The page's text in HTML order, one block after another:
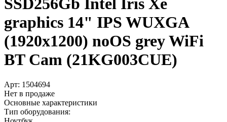
SSD256Gb Intel Iris Xe
graphics 14" IPS WUXGA
(1920x1200) noOS grey WiFi
BT Cam (21KG003CUE)
Арт: 1504694
Нет в продаже
Основные характеристики
Тип оборудования: